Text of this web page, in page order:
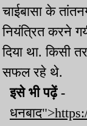
चाईबासा के
नियंत्रित करने
दिया था. किसी
सफल रहे थे.
इसे भी पढ़ें -